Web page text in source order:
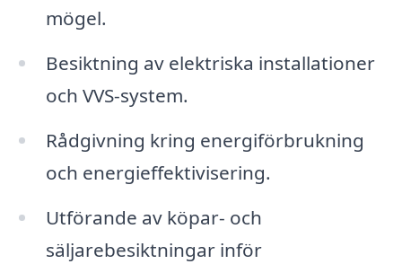
mögel.
Besiktning av elektriska installationer
och VVS-system.
Rådgivning kring energiförbrukning
och energieffektivisering.
Utförande av köpar- och
säljarebesiktningar inför